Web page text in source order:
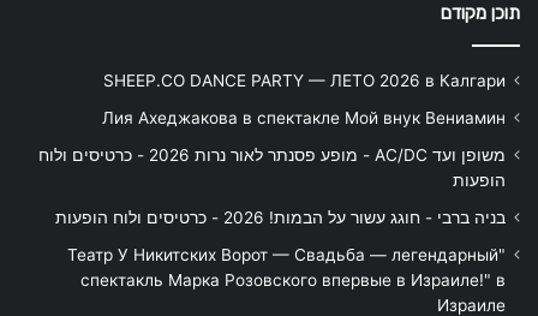
תוכן מקודם
SHEEP.CO DANCE PARTY — ЛЕТО 2026 в Калгари
Лия Ахеджакова в спектакле Мой внук Вениамин
משופן ועד AC/DC - מופע פסנתר לאור נרות 2026 - כרטיסים ולוח
הופעות
בניה ברבי - חוגג עשור על הבמות! 2026 - כרטיסים ולוח הופעות
"Театр У Никитских Ворот — Свадьба — легендарный
спектакль Марка Розовского впервые в Израиле!" в
Израиле